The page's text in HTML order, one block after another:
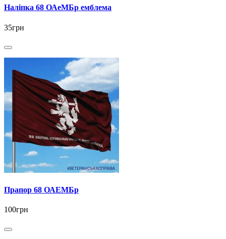
Наліпка 68 ОАеМБр емблема
35грн
Прапор 68 ОАЕМБр
100грн